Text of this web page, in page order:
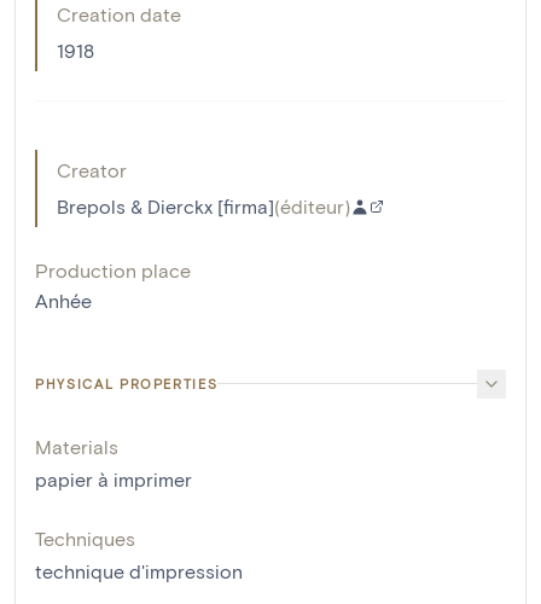
Creation date
1918
Creator
Brepols & Dierckx [firma](éditeur)
Production place
Anhée
PHYSICAL PROPERTIES
Materials
papier à imprimer
Techniques
technique d'impression